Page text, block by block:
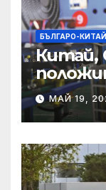
БЪЛГАРО-
Китай,
МАЙ 19,